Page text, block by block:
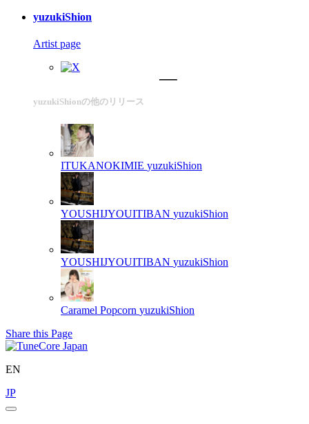
yuzukiShion
Artist page
yuzukiShionの他のリリース
ITUKANOKIMIE yuzukiShion
YOUSHIJYOUITIBAN yuzukiShion
YOUSHIJYOUITIBAN yuzukiShion
Caramel Popcorn yuzukiShion
Share this Page
EN
JP